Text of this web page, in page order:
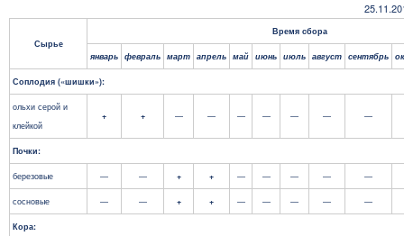
Сырье
Время сбора
январь февраль март апрель май июнь июль август сентябрь
Соплодия («шишки»):
ольхи серой и
клейкой
+ + — — — — — — —
Почки:
березовые — — + + — — — — —
сосновые — — + + — — — — —
Кора: